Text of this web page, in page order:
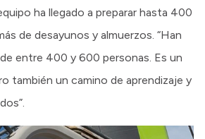
ha llegado a preparar hasta 400
de desayunos y almuerzos. “Han
entre 400 y 600 personas. Es un
también un camino de aprendizaje y